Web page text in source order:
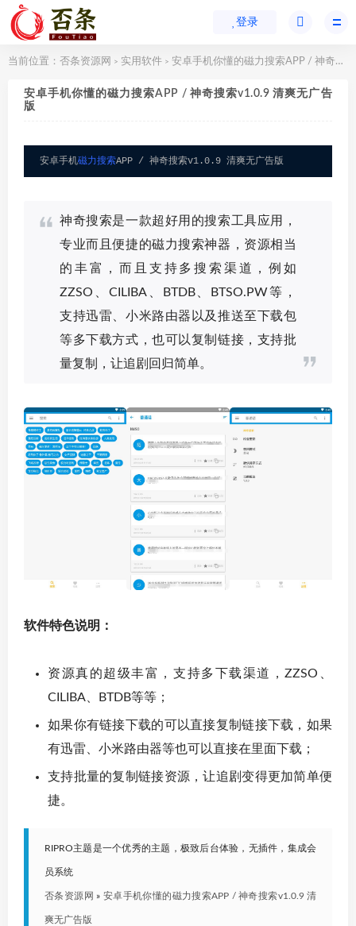
登录
当前位置： 否条资源网 > 实用软件 > 安卓手机你懂的磁力搜索APP / 神奇搜索v1.0.9 清爽无广告版
安卓手机你懂的磁力搜索APP / 神奇搜索v1.0.9 清爽无广告
版
安卓手机磁力搜索APP / 神奇搜索v1.0.9 清爽无广告版
神奇搜索是一款超好用的搜索工具应用，
专业而且便捷的磁力搜索神器，资源相当
的丰富，而且支持多搜索渠道，例如
ZZSO、CILIBA、BTDB、BTSO.PW等，
支持迅雷、小米路由器以及推送至下载包
等多下载方式，也可以复制链接，支持批
量复制，让追剧回归简单。
软件特色说明：
资源真的超级丰富，支持多下载渠道，ZZSO、
CILIBA、BTDB等等；
如果你有链接下载的可以直接复制链接下载，如果
有迅雷、小米路由器等也可以直接在里面下载；
支持批量的复制链接资源，让追剧变得更加简单便
捷。
RIPRO主题是一个优秀的主题，极致后台体验，无插件，集成会
员系统
否条资源网 » 安卓手机你懂的磁力搜索APP / 神奇搜索v1.0.9 清
爽无广告版